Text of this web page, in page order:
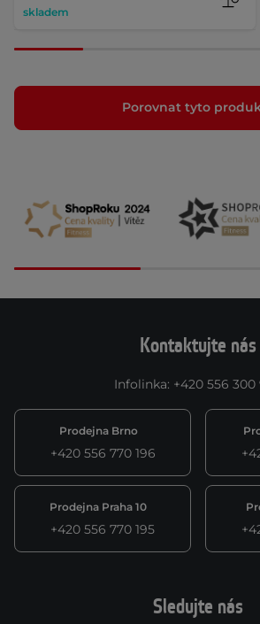
skladem
Porovnat tyto
Kontaktujte nás
Infolinka: +420 556 300
Prodejna Brno
+420 556 770 196
Prodejna Praha 10
+420 556 770 195
Sledujte nás